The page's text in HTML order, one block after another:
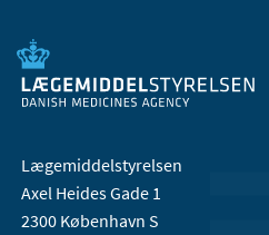
Lægemiddelstyrelsen
Axel Heides Gade 1
2300 København S